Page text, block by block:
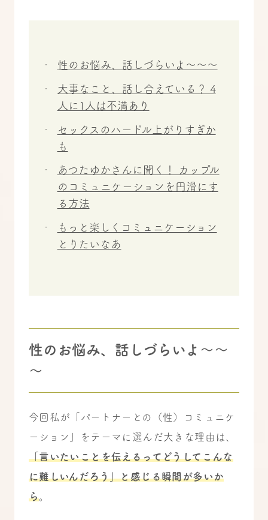
性のお悩み、話しづらいよ～～～
大事なこと、話し合えている？ 4
人に1人は不満あり
セックスのハードル上がりすぎか
も
あつたゆかさんに聞く！ カップル
のコミュニケーションを円滑にす
る方法
もっと楽しくコミュニケーション
とりたいなあ
性のお悩み、話しづらいよ～～
～
今回私が「パートナーとの（性）コミュニケ
ーション」をテーマに選んだ大きな理由は、
「言いたいことを伝えるってどうしてこんな
に難しいんだろう」と感じる瞬間が多いか
ら。